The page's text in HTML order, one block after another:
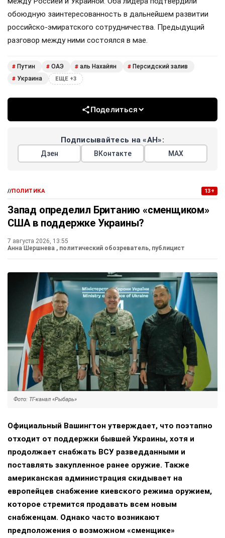
обоюдную заинтересованность в дальнейшем развитии
российско-эмиратского сотрудничества. Предыдущий
разговор между ними состоялся в мае.
# Путин # ОАЭ # аль Нахайян # Персидский залив
# Украина ЕЩЕ +3
Поделиться
Подписывайтесь на «АН»:
Дзен ВКонтакте МАХ
//ПОЛИТИКА 13+
Запад определил Британию «сменщиком»
США в поддержке Украины?
7 августа 2026, 13:55
Анна Шершнева , политический обозреватель, публицист
Фото: ТГ-канал «Рыбарь»
Официальный Вашингтон утверждает, что поэтапно
отходит от поддержки бывшей Украины, хотя и
продолжает снабжать ВСУ разведданными и
поставлять закупленное ранее оружие. Также
американская администрация скидывает на
европейцев снабжение киевского режима оружием,
которое стремится продавать всем новым
снабженцам. Однако часто возникают
предположения о возможном «сменщике»